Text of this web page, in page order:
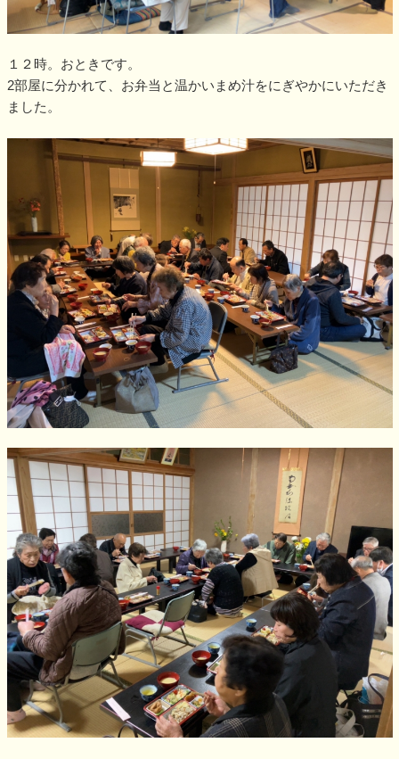
１２時。おときです。
2部屋に分かれて、お弁当と温かいまめ汁をにぎやかにいただき
ました。